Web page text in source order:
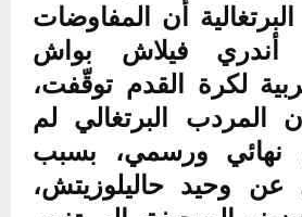
أن المفاوضات
أندري فيلاش بواش
لكرة القدم توقّفت،
المردب البرتغالي لم
نهائي ورسمي، بسبب
عن وحيد حاليلوزيتش،